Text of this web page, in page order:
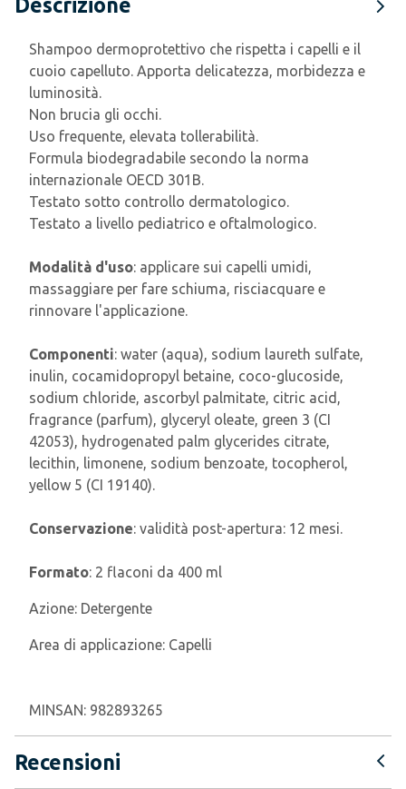
Descrizione
Shampoo dermoprotettivo che rispetta i capelli e il
cuoio capelluto. Apporta delicatezza, morbidezza e
luminosità.
Non brucia gli occhi.
Uso frequente, elevata tollerabilità.
Formula biodegradabile secondo la norma
internazionale OECD 301B.
Testato sotto controllo dermatologico.
Testato a livello pediatrico e oftalmologico.
Modalità d'uso: applicare sui capelli umidi,
massaggiare per fare schiuma, risciacquare e
rinnovare l'applicazione.
Componenti: water (aqua), sodium laureth sulfate,
inulin, cocamidopropyl betaine, coco-glucoside,
sodium chloride, ascorbyl palmitate, citric acid,
fragrance (parfum), glyceryl oleate, green 3 (CI
42053), hydrogenated palm glycerides citrate,
lecithin, limonene, sodium benzoate, tocopherol,
yellow 5 (CI 19140).
Conservazione: validità post-apertura: 12 mesi.
Formato: 2 flaconi da 400 ml
Azione: Detergente
Area di applicazione: Capelli
MINSAN: 982893265
Recensioni